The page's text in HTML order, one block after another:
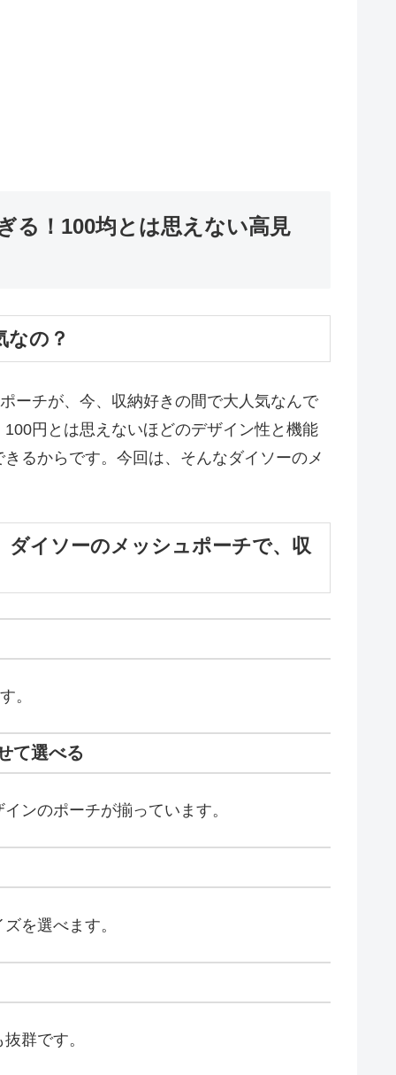
る！100均とは思えない高見
の？
ーチが、今、収納好きの間で大人気なんで
円とは思えないほどのデザイン性と機能
るからです。今回は、そんなダイソーのメ
イソーのメッシュポーチで、収
。
て選べる
ンのポーチが揃っています。
を選べます。
群です。